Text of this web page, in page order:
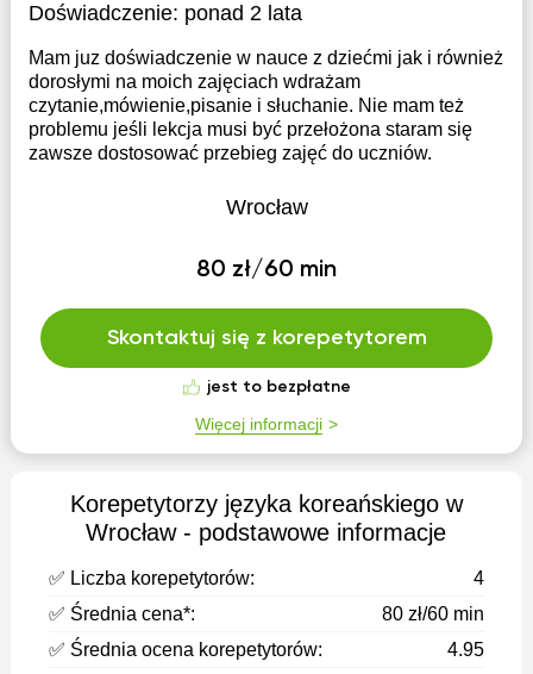
Doświadczenie: ponad 2 lata
Mam juz doświadczenie w nauce z dziećmi jak i również
dorosłymi na moich zajęciach wdrażam
czytanie,mówienie,pisanie i słuchanie. Nie mam też
problemu jeśli lekcja musi być przełożona staram się
zawsze dostosować przebieg zajęć do uczniów.
Wrocław
80 zł/60 min
Skontaktuj się z korepetytorem
jest to bezpłatne
Więcej informacji
Korepetytorzy języka koreańskiego w
Wrocław - podstawowe informacje
✅ Liczba korepetytorów:
4
✅ Średnia cena*:
80 zł/60 min
✅ Średnia ocena korepetytorów:
4.95